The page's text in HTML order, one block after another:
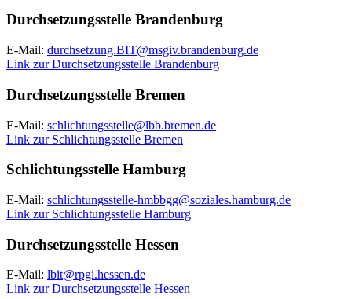
Durchsetzungsstelle Brandenburg
E-Mail: durchsetzung.BIT@msgiv.brandenburg.de
Link zur Durchsetzungsstelle Brandenburg
Durchsetzungsstelle Bremen
E-Mail: schlichtungsstelle@lbb.bremen.de
Link zur Schlichtungsstelle Bremen
Schlichtungsstelle Hamburg
E-Mail: schlichtungsstelle-hmbbgg@soziales.hamburg.de
Link zur Schlichtungsstelle Hamburg
Durchsetzungsstelle Hessen
E-Mail: lbit@rpgi.hessen.de
Link zur Durchsetzungsstelle Hessen